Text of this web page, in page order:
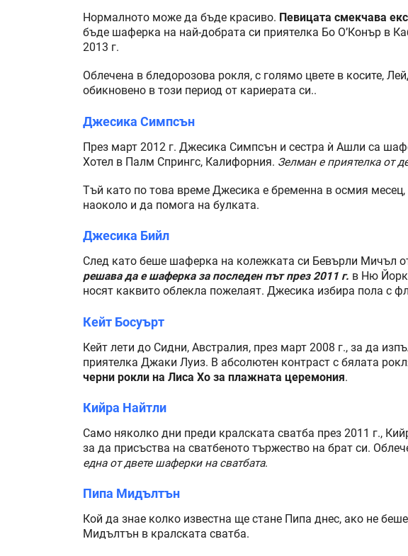
Нормалното може да бъде красиво. Певицата смекчава
бъде шаферка на най-добрата си приятелка Бо О’Конър в
2013 г.
Облечена в бледорозова рокля, с голямо цвете в косите,
обикновено в този период от кариерата си..
Джесика Симпсън
През март 2012 г. Джесика Симпсън и сестра ѝ Ашли са
Хотел в Палм Спрингс, Калифорния. Зелман е приятелка от
Тъй като по това време Джесика е бременна в осмия
наоколо и да помога на булката.
Джесика Бийл
След като беше шаферка на колежката си Бевърли Мичъл
решава да е шаферка за последен път през 2011 г. в Ню
носят каквито облекла пожелаят. Джесика избира пола с
Кейт Босуърт
Кейт лети до Сидни, Австралия, през март 2008 г., за да
приятелка Джаки Луиз. В абсолютен контраст с бялата
черни рокли на Лиса Хо за плажната церемония.
Кийра Найтли
Само няколко дни преди кралската сватба през 2011 г.,
за да присъства на сватбеното тържество на брат си.
една от двете шаферки на сватбата.
Пипа Мидълтън
Кой да знае колко известна ще стане Пипа днес, ако не
Мидълтън в кралската сватба.